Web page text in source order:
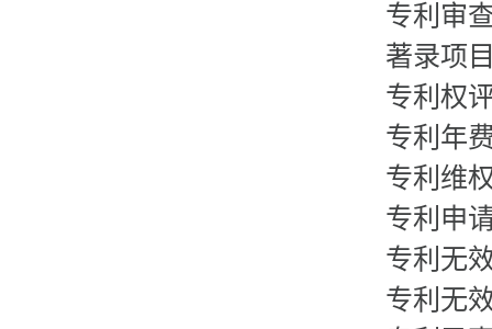
专利审
著录项
专利权
专利年
专利维
专利申
专利无
专利无